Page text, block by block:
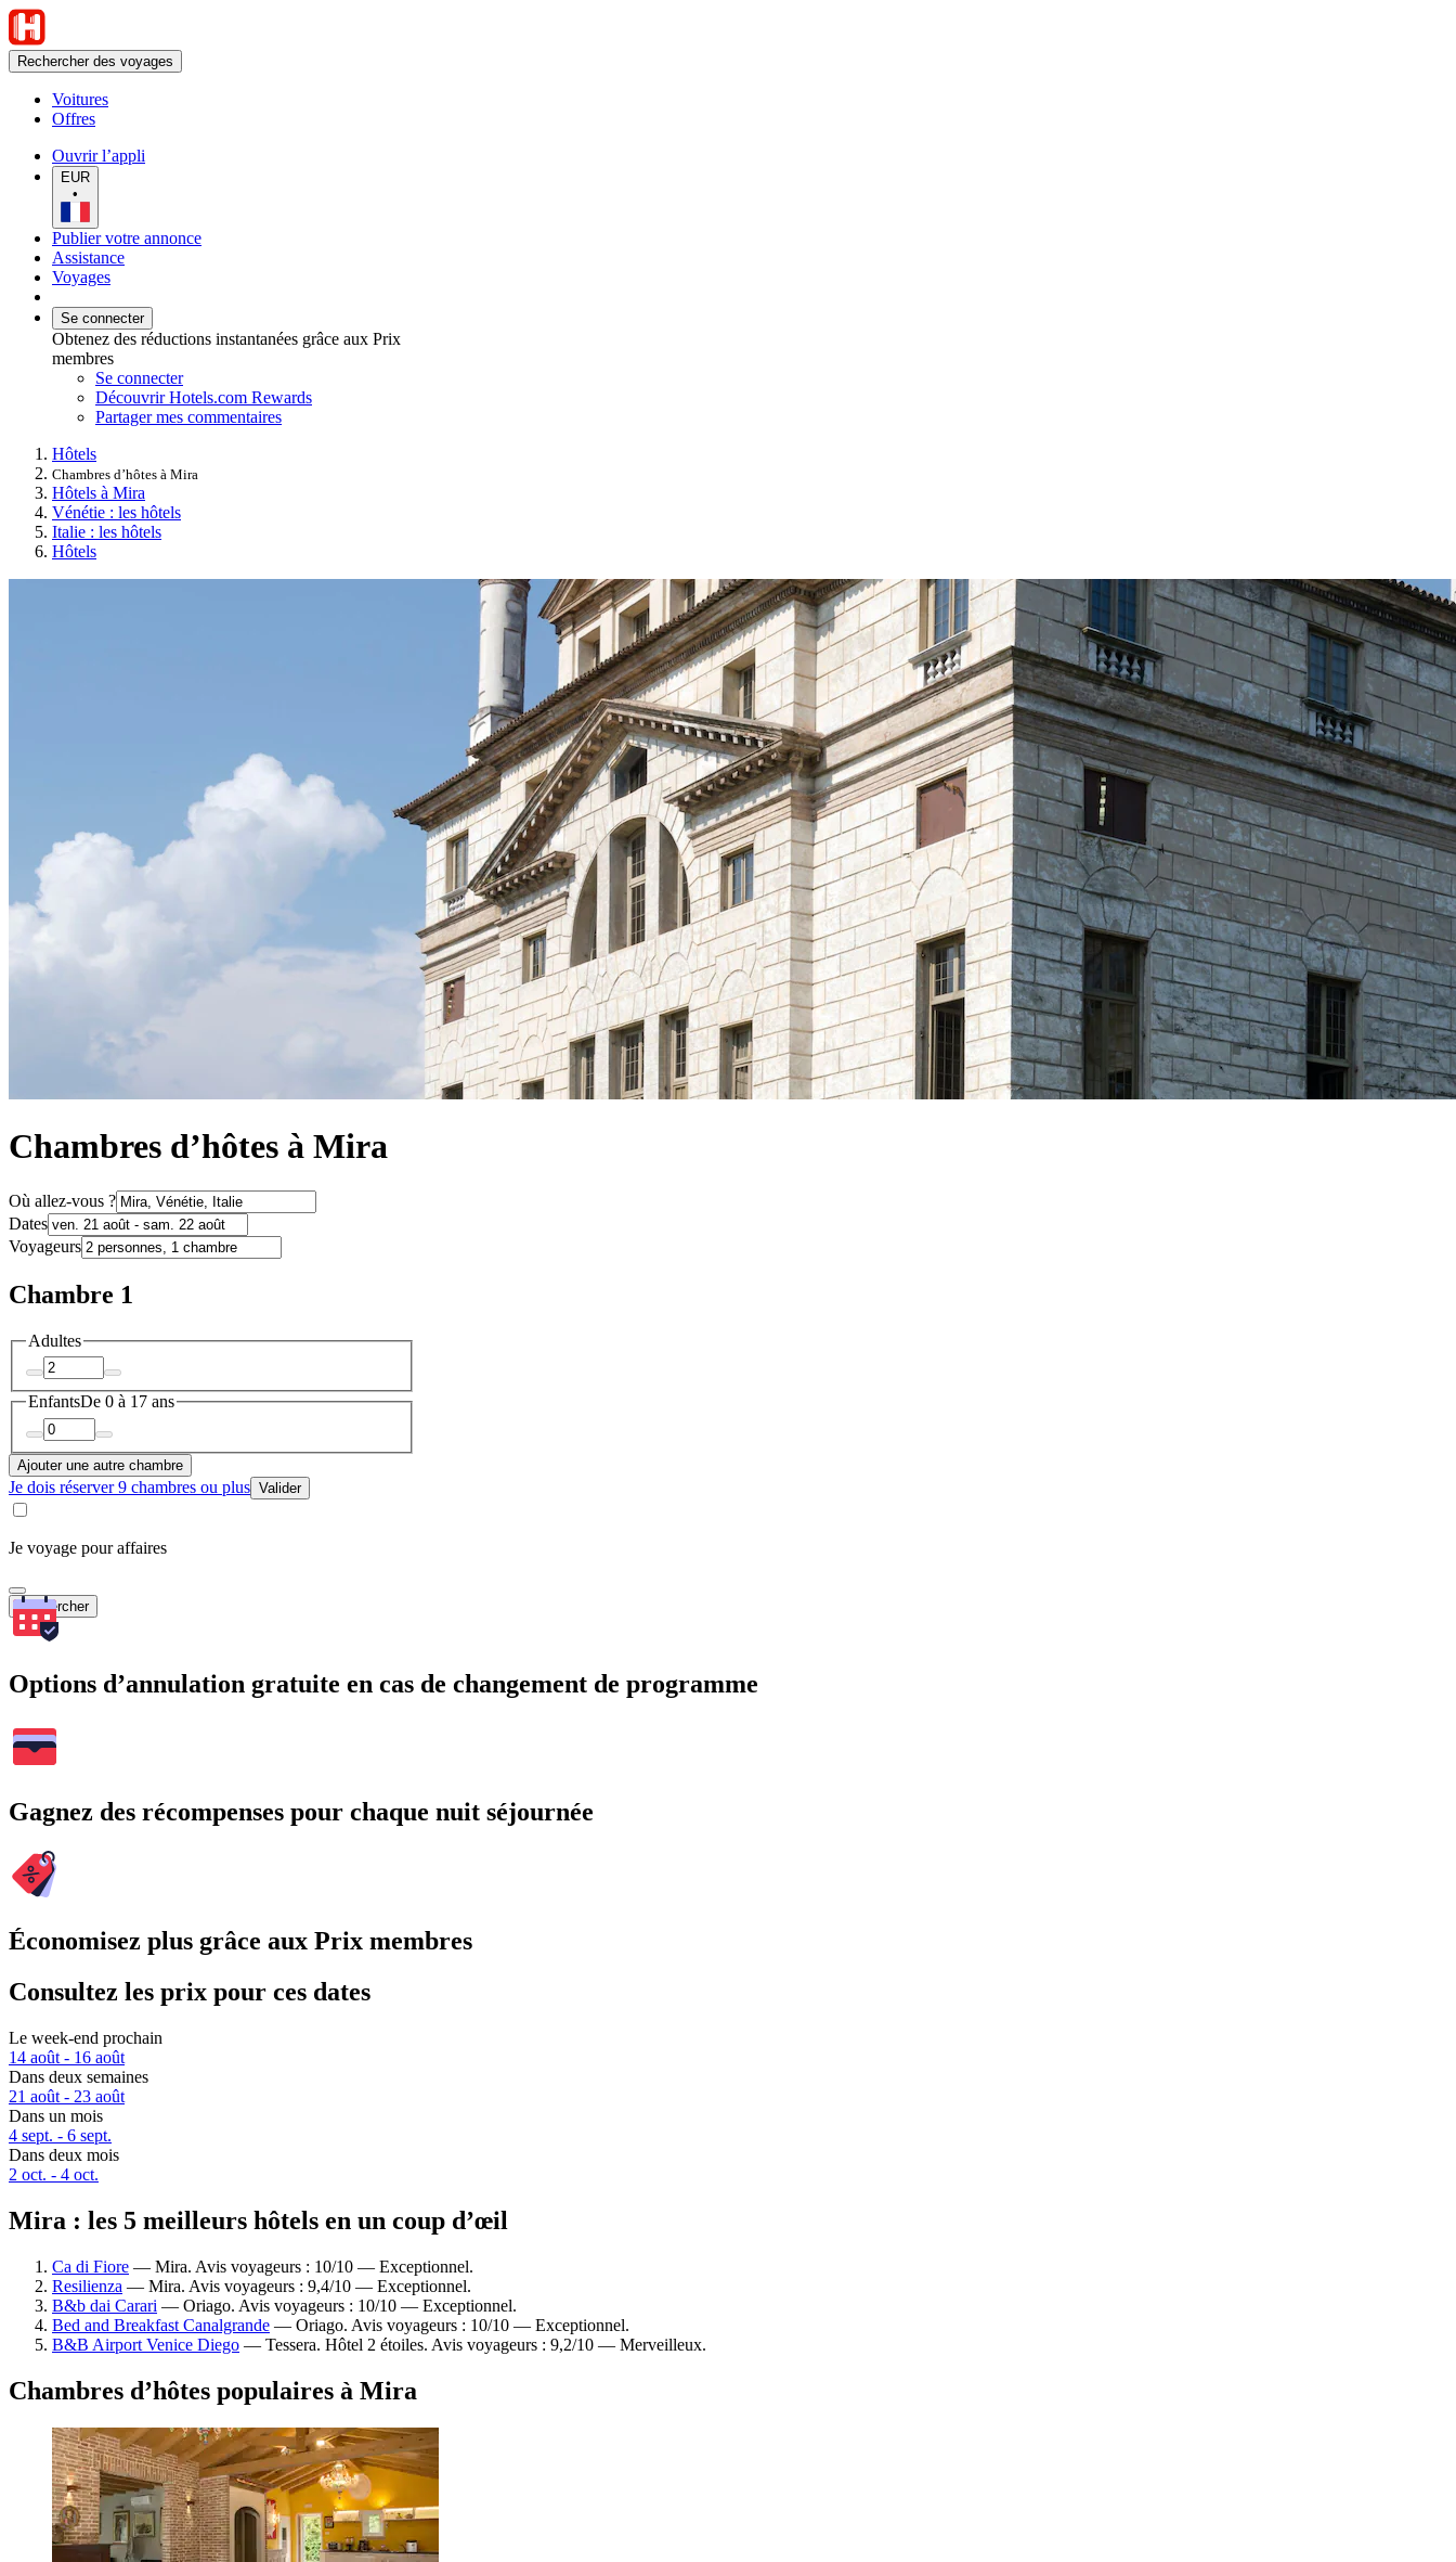
Rechercher des voyages
Voitures
Offres
Ouvrir l’appli
EUR
•
Publier votre annonce
Assistance
Voyages
Se connecter
Obtenez des réductions instantanées grâce aux Prix
membres
Se connecter
Découvrir Hotels.com Rewards
Partager mes commentaires
Hôtels
Chambres d’hôtes à Mira
Hôtels à Mira
Vénétie : les hôtels
Italie : les hôtels
Hôtels
Chambres d’hôtes à Mira
Où allez-vous ?
Dates
Voyageurs
Chambre 1
Adultes
EnfantsDe 0 à 17 ans
Ajouter une autre chambre
Je dois réserver 9 chambres ou plus Valider
Je voyage pour affaires
Rechercher
Options d’annulation gratuite en cas de changement de programme
Gagnez des récompenses pour chaque nuit séjournée
Économisez plus grâce aux Prix membres
Consultez les prix pour ces dates
Le week-end prochain
14 août - 16 août
Dans deux semaines
21 août - 23 août
Dans un mois
4 sept. - 6 sept.
Dans deux mois
2 oct. - 4 oct.
Mira : les 5 meilleurs hôtels en un coup d’œil
Ca di Fiore — Mira. Avis voyageurs : 10/10 — Exceptionnel.
Resilienza — Mira. Avis voyageurs : 9,4/10 — Exceptionnel.
B&b dai Carari — Oriago. Avis voyageurs : 10/10 — Exceptionnel.
Bed and Breakfast Canalgrande — Oriago. Avis voyageurs : 10/10 — Exceptionnel.
B&B Airport Venice Diego — Tessera. Hôtel 2 étoiles. Avis voyageurs : 9,2/10 — Merveilleux.
Chambres d’hôtes populaires à Mira